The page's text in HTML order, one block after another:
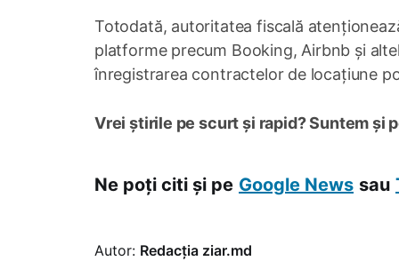
Totodată, autoritatea fiscală
platforme precum Booking, Airbnb și
înregistrarea contractelor de locațiune
Vrei știrile pe scurt și rapid? Suntem și
Ne poți citi și pe Google News sau
Autor: Redacția ziar.md